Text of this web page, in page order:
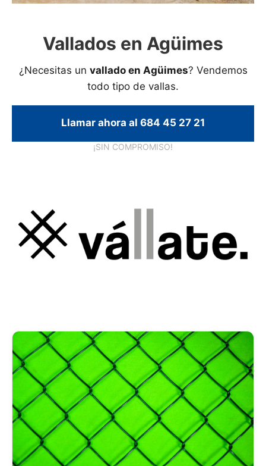
Vallados en Agüimes
¿Necesitas un vallado en Agüimes? Vendemos
todo tipo de vallas.
Llamar ahora al 684 45 27 21
¡SIN COMPROMISO!